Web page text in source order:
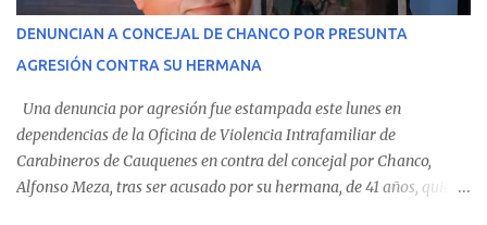
corresponde a un funcionario de la Municipalidad de Chanco,
detectaron incumplimientos a la normativa vigente. El informe
precisa que la mayor cantidad de dinero apostado se registró en
Talca, donde...
DENUNCIAN A CONCEJAL DE CHANCO POR PRESUNTA
AGRESIÓN CONTRA SU HERMANA
Una denuncia por agresión fue estampada este lunes en
dependencias de la Oficina de Violencia Intrafamiliar de
Carabineros de Cauquenes en contra del concejal por Chanco,
Alfonso Meza, tras ser acusado por su hermana, de 41 años, quien